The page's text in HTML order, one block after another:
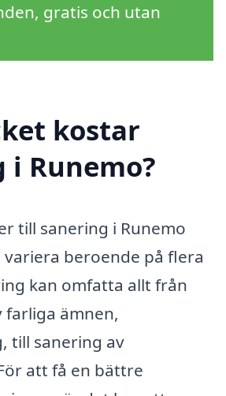
gratis och utan
kostar
i Runemo?
till sanering i Runemo
beroende på flera
kan omfatta allt från
ämnen,
till sanering av
att få en bättre